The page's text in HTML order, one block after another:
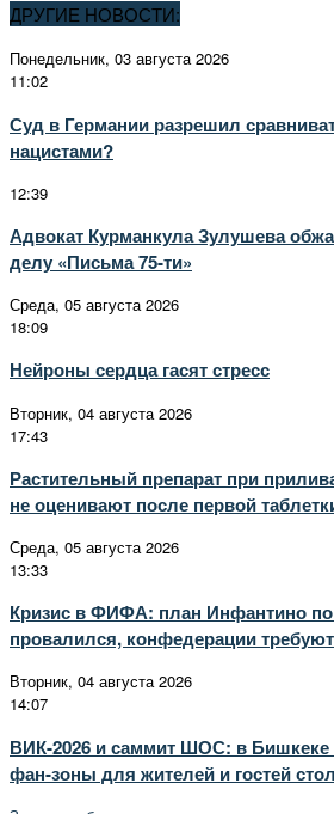
ДРУГИЕ НОВОСТИ:
Понедельник, 03 августа 2026
11:02
Суд в Германии разрешил
нацистами?
12:39
Адвокат Курманкула Зулушева
делу «Письма 75-ти»
Среда, 05 августа 2026
18:09
Нейроны сердца гасят стресс
Вторник, 04 августа 2026
17:43
Растительный препарат при
не оценивают после первой
Среда, 05 августа 2026
13:33
Кризис в ФИФА: план Инфантино
провалился, конфедерации требуют
Вторник, 04 августа 2026
14:07
ВИК-2026 и саммит ШОС: в Бишкеке
фан-зоны для жителей и гостей